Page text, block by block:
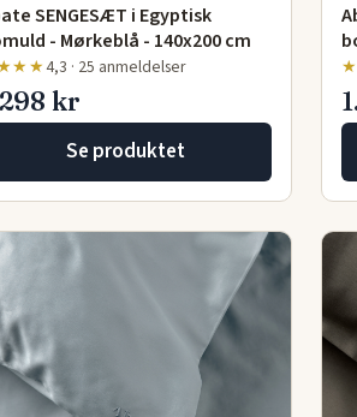
SENGESÆT i Egyptisk
- Mørkeblå - 140x200 cm
4,3 · 25 anmeldelser
kr
Se produktet